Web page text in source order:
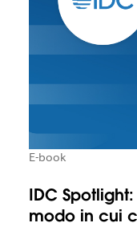
E-book
IDC
modo in cui